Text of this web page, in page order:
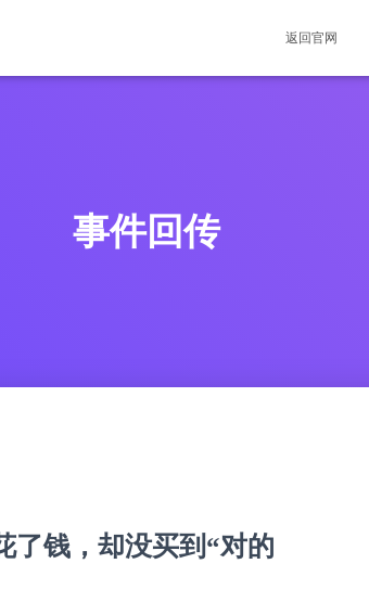
返回官网
事件回传
了钱，却没买到“对的